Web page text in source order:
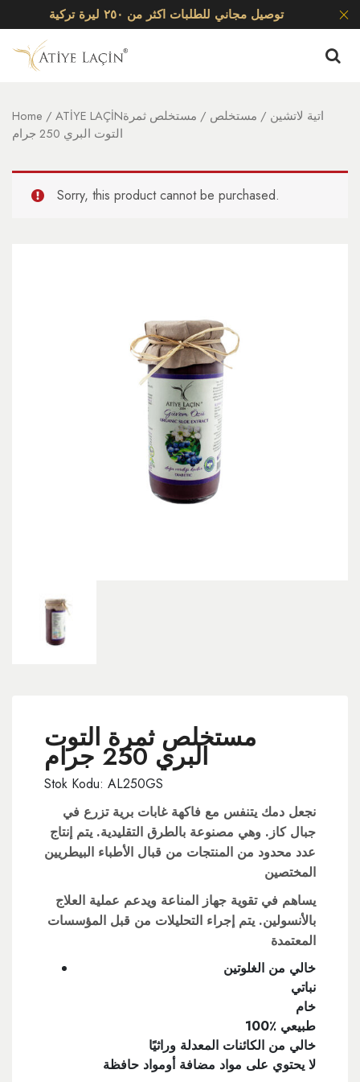
توصيل مجاني للطلبات اكثر من ٢٥٠ ليرة تركية
Home / ATİYE LAÇİNاتية لاتشين / مستخلص / مستخلص ثمرة
التوت البري 250 جرام
Sorry, this product cannot be purchased.
مستخلص ثمرة التوت
البري 250 جرام
Stok Kodu: AL250GS
نجعل دمك يتنفس مع فاكهة غابات برية تزرع في
جبال كاز. وهي مصنوعة بالطرق التقليدية. يتم إنتاج
عدد محدود من المنتجات من قبال الأطباء البيطريين
المختصين
يساهم في تقوية جهاز المناعة ويدعم عملية العلاج
بالأنسولين. يتم إجراء التحليلات من قبل المؤسسات
المعتمدة
خالي من الغلوتين
نباتي
خام
100٪ طبيعي
خالي من الكائنات المعدلة وراثيًا
لا يحتوي على مواد مضافة أومواد حافظة